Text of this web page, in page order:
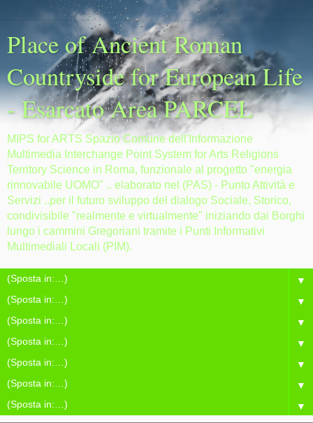
Place of Ancient Roman
Countryside for European Life
- Esarcato Area PARCEL
MIPS for ARTS Spazio Comune dell'Informazione
Multimedia Interchange Point System for Arts Religions
Territory Science in Roma, funzionale al progetto "energia
rinnovabile UOMO" .. elaborato nel (PAS) - Punto Attività e
Servizi ..per il futuro sviluppo del dialogo Sociale, Storico,
condivisibile "realmente e virtualmente" iniziando dai Borghi
lungo i cammini Gregoriani tramite i Punti Informativi
Multimediali Locali (PIM).
▼
▼
▼
▼
▼
▼
▼